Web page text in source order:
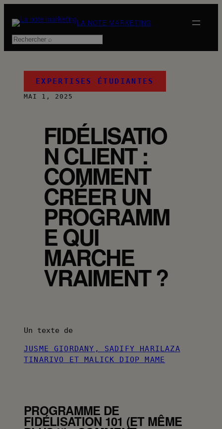
LA NOTE MARKETING
Rechercher
EXPERTISES ÉTUDIANTES
MAI 1, 2025
FIDÉLISATIO
N CLIENT :
COMMENT
CRÉER UN
PROGRAMM
E QUI
MARCHE
VRAIMENT ?
Un texte de
JUSME GIORDANY, SADIFY HARILAZA
TINARIVO ET MALICK DIOP MAME
PROGRAMME DE
FIDÉLISATION 101 (ET MÊME